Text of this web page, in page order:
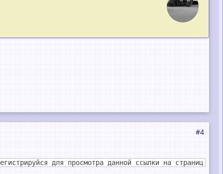
#4
для просмотра данной ссылки на страниц